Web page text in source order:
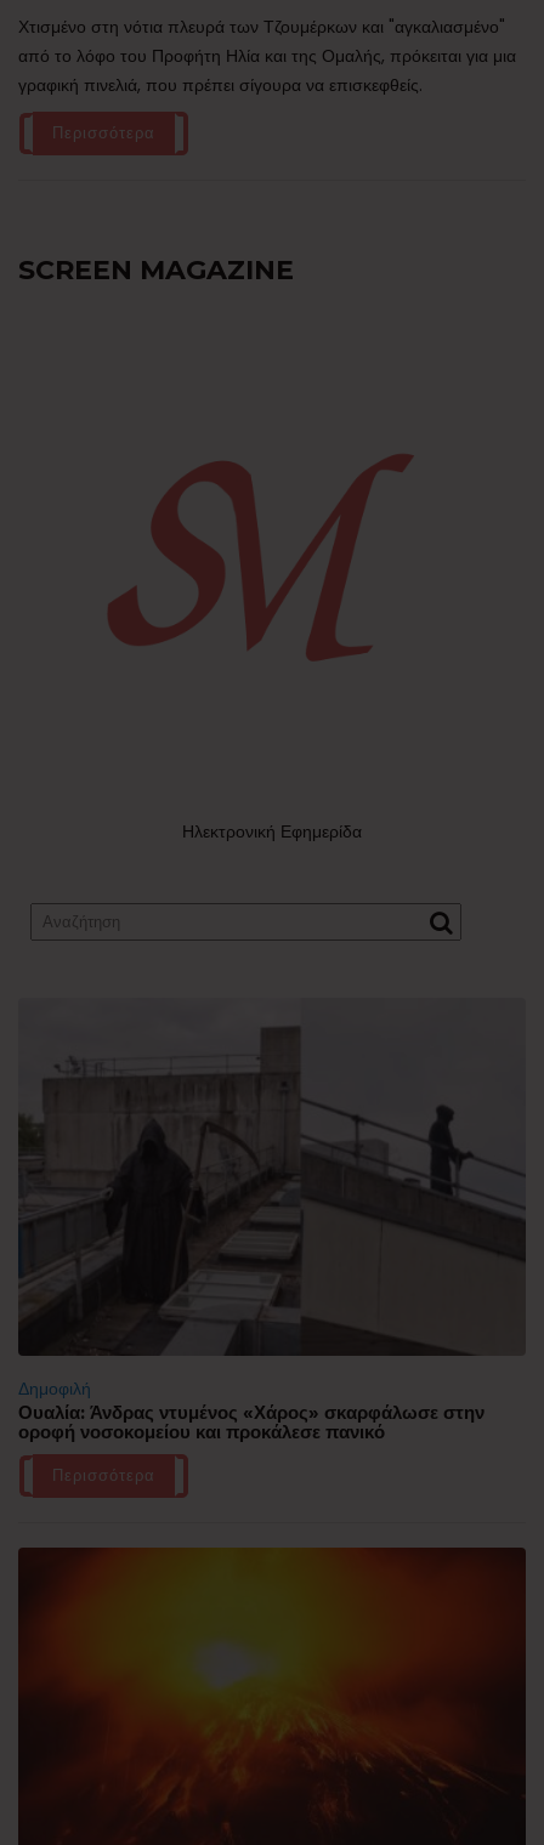
Χτισμένο στη νότια πλευρά των Τζουμέρκων και "αγκαλιασμένο"
από το λόφο του Προφήτη Ηλία και της Ομαλής, πρόκειται για μια
γραφική πινελιά, που πρέπει σίγουρα να επισκεφθείς.
Περισσότερα
SCREEN MAGAZINE
Ηλεκτρονική Εφημερίδα
Δημοφιλή
Ουαλία: Άνδρας ντυμένος «Χάρος» σκαρφάλωσε στην
οροφή νοσοκομείου και προκάλεσε πανικό
Περισσότερα